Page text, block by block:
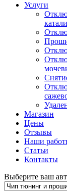
Услуги
Магазин
Цены
Отзывы
Наши
Статьи
Контакты
Выберите ваш